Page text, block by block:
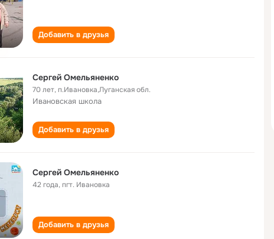
Добавить в друзья
Сергей Омельяненко
70 лет,п.Ивановка,Луганская обл.
Ивановская школа
Добавить в друзья
Сергей Омельяненко
42 года,пгт. Ивановка
Добавить в друзья